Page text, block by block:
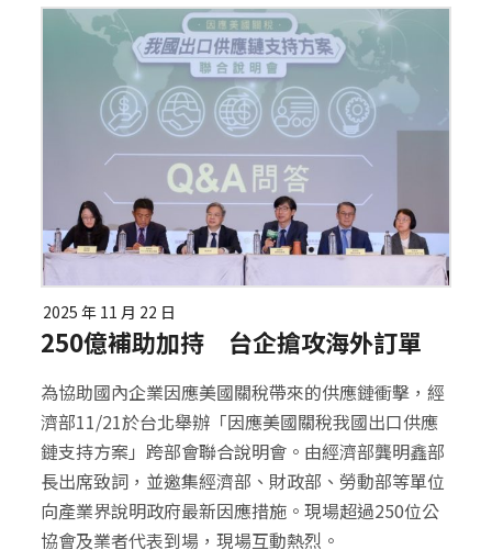
2025 年 11 月 22 日
250億補助加持 台企搶攻海外訂單
為協助國內企業因應美國關稅帶來的供應鏈衝擊，經
濟部11/21於台北舉辦「因應美國關稅我國出口供應
鏈支持方案」跨部會聯合說明會。由經濟部龔明鑫部
長出席致詞，並邀集經濟部、財政部、勞動部等單位
向產業界說明政府最新因應措施。現場超過250位公
協會及業者代表到場，現場互動熱烈。